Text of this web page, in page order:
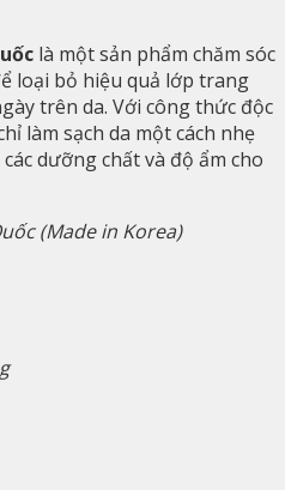
là một sản phẩm chăm sóc
loại bỏ hiệu quả lớp trang
trên da. Với công thức độc
làm sạch da một cách nhẹ
dưỡng chất và độ ẩm cho
(Made in Korea)